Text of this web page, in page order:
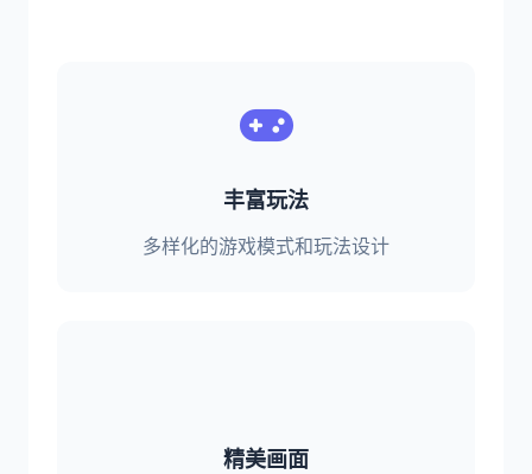
丰富玩法
多样化的游戏模式和玩法设计
精美画面